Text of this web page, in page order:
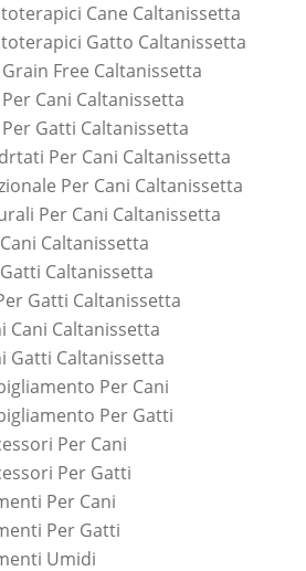
Cane Caltanissetta
Gatto Caltanissetta
Free Caltanissetta
Cani Caltanissetta
Gatti Caltanissetta
Per Cani Caltanissetta
Per Cani Caltanissetta
Per Cani Caltanissetta
Caltanissetta
Caltanissetta
Gatti Caltanissetta
Cani Caltanissetta
Gatti Caltanissetta
Per Cani
Per Gatti
Per Cani
Per Gatti
Per Cani
Per Gatti
Umidi